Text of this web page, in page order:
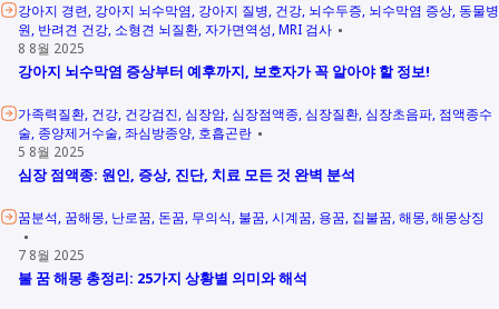
강아지 경련 강아지 뇌수막염 강아지 질병 건강 뇌수두증 뇌수막염 증상 동물병
원 반려견 건강 소형견 뇌질환 자가면역성 MRI 검사
8 8월 2025
강아지 뇌수막염 증상부터 예후까지, 보호자가 꼭 알아야 할 정보!
가족력질환 건강 건강검진 심장암 심장점액종 심장질환 심장초음파 점액종수
술 종양제거수술 좌심방종양 호흡곤란
5 8월 2025
심장 점액종: 원인, 증상, 진단, 치료 모든 것 완벽 분석
꿈분석 꿈해몽 난로꿈 돈꿈 무의식 불꿈 시계꿈 용꿈 집불꿈 해몽 해몽상징
7 8월 2025
불 꿈 해몽 총정리: 25가지 상황별 의미와 해석